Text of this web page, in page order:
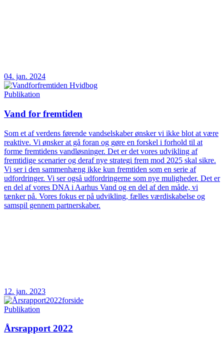
04. jan. 2024
Publikation
Vand for fremtiden
Som et af verdens førende vandselskaber ønsker vi ikke blot at være
reaktive. Vi ønsker at gå foran og gøre en forskel i forhold til at
forme fremtidens vandløsninger. Det er det vores udvikling af
fremtidige scenarier og deraf nye strategi frem mod 2025 skal sikre.
Vi ser i den sammenhæng ikke kun fremtiden som en serie af
udfordringer. Vi ser også udfordringerne som nye muligheder. Det er
en del af vores DNA i Aarhus Vand og en del af den måde, vi
tænker på. Vores fokus er på udvikling, fælles værdiskabelse og
samspil gennem partnerskaber.
12. jan. 2023
Publikation
Årsrapport 2022